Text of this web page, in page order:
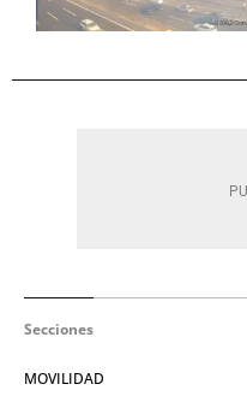
Secciones
MOVILIDAD